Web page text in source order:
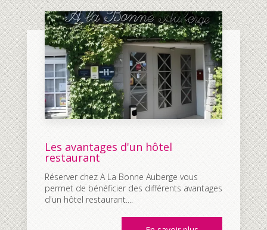
Les avantages d'un hôtel
restaurant
Réserver chez A La Bonne Auberge vous
permet de bénéficier des différents avantages
d'un hôtel restaurant....